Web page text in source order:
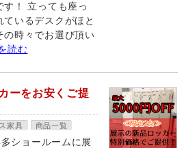
す！ 立っても座っ
いるデスクがほと
の時々でお選び頂い
読む
ーをお安くご提
家具 商品一覧
ショールームに展